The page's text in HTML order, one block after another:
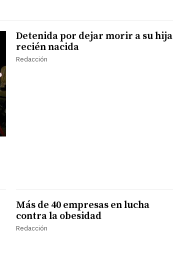
Detenida por dejar morir a su hija
recién nacida
Redacción
Más de 40 empresas en lucha
contra la obesidad
Redacción